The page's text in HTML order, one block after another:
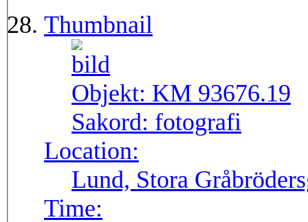
Thumbnail
Objekt: KM 93676.19
Sakord: fotografi
Location:
Lund, Stora
Time: